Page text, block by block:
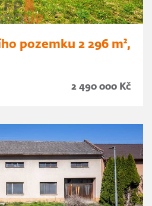
pozemku 2 296 m²,
2 490 000 Kč